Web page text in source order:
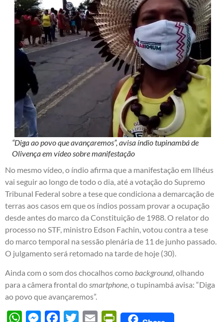
“Diga ao povo que avançaremos”, avisa índio tupinambá de
Olivença em vídeo sobre manifestação
No mesmo vídeo, o índio afirma que a manifestação em Ilhéus
vai seguir ao longo de todo o dia, até a votação do Supremo
Tribunal Federal sobre a tese que condiciona a demarcação de
terras aos casos em que os índios possam provar a ocupação
desde antes do marco da Constituição de 1988. O relator do
processo no STF, ministro Edson Fachin, votou contra a tese
do marco temporal na sessão plenária de 11 de junho passado.
O julgamento será retomado na tarde de hoje (30).
Ainda com o som dos chocalhos como background , olhando
para a câmera frontal do smartphone , o tupinambá avisa: “Diga
ao povo que avançaremos”.
WhatsAppMessengerFacebook
Twitter Email PrintFriendly